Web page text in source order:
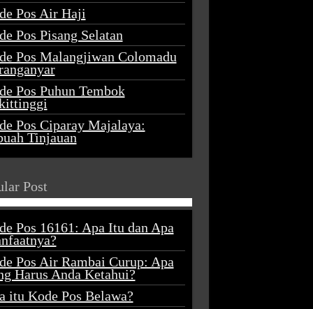
Pos Air Haji
Pos Pisang Selatan
Pos Malangjiwan Colomadu
Pos Puhun Tembok
Pos Ciparay Majalaya:
Tinjauan
Post
Pos 16161: Apa Itu dan Apa
Pos Air Rambai Curup: Apa
Harus Anda Ketahui?
itu Kode Pos Belawa?